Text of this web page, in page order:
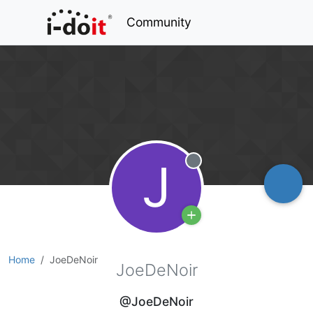
Community
J Offline
Home JoeDeNoir
JoeDeNoir
@JoeDeNoir